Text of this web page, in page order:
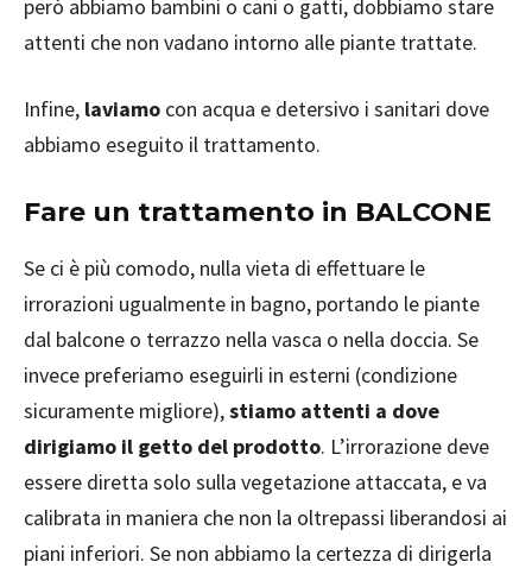
però abbiamo bambini o cani o gatti, dobbiamo stare
attenti che non vadano intorno alle piante trattate.
Infine, laviamo con acqua e detersivo i sanitari dove
abbiamo eseguito il trattamento.
Fare un trattamento in BALCONE
Se ci è più comodo, nulla vieta di effettuare le
irrorazioni ugualmente in bagno, portando le piante
dal balcone o terrazzo nella vasca o nella doccia. Se
invece preferiamo eseguirli in esterni (condizione
sicuramente migliore),stiamo attenti a dove
dirigiamo il getto del prodotto. L’irrorazione deve
essere diretta solo sulla vegetazione attaccata, e va
calibrata in maniera che non la oltrepassi liberandosi ai
piani inferiori. Se non abbiamo la certezza di dirigerla